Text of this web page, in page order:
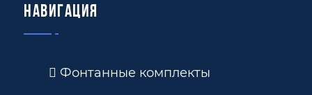
Навигация
Фонтанные комплекты